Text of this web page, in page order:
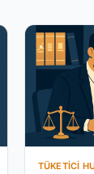
TÜKETICI